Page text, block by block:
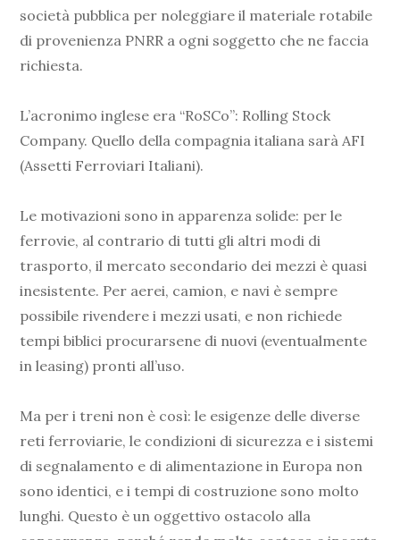
società pubblica per noleggiare il materiale rotabile
di provenienza PNRR a ogni soggetto che ne faccia
richiesta.
L’acronimo inglese era “RoSCo”: Rolling Stock
Company. Quello della compagnia italiana sarà AFI
(Assetti Ferroviari Italiani).
Le motivazioni sono in apparenza solide: per le
ferrovie, al contrario di tutti gli altri modi di
trasporto, il mercato secondario dei mezzi è quasi
inesistente. Per aerei, camion, e navi è sempre
possibile rivendere i mezzi usati, e non richiede
tempi biblici procurarsene di nuovi (eventualmente
in leasing) pronti all’uso.
Ma per i treni non è così: le esigenze delle diverse
reti ferroviarie, le condizioni di sicurezza e i sistemi
di segnalamento e di alimentazione in Europa non
sono identici, e i tempi di costruzione sono molto
lunghi. Questo è un oggettivo ostacolo alla